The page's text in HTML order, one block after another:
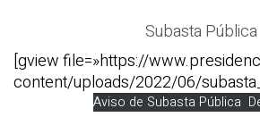
Subasta Pública
[gview file=»https://
content/uploads/2022/06/
Aviso de Subasta Pública